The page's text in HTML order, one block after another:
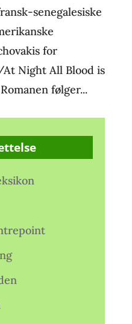
senegalesiske
for
At Night All Blood is
følger...